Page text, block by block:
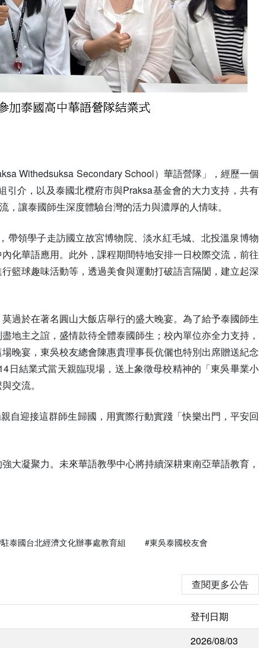
Withedsuksa Secondary School）華語營隊」，經歷一個
介，以及泰國北欖府市與Praksa基金會的大力支持，共有
讓泰國師生深度體驗台灣的活力與濃厚的人情味。
領學子走訪國立故宮博物院、淡水紅毛城、北投溫泉博物
化華語應用。此外，課程期間特地安排一日校際交流，前往
籃球趣味活動等，透過美食與運動打破語言隔閡，建立起深
過於在著名圓山大飯店舉行的盛大晚宴。為了給予泰國師生
地主之誼，盛情款待全體泰國師生；校內單位亦全力支持，
晚宴，東吳校友總會陳惠貴理事長伉儷也特別出席贈送紀念
日結業式當天親臨現場，送上象徵母校精神的「東吳畢業小
交流。
自迎接這群師生歸國，用實際行動實踐「快樂出門，平安回
大凝聚力。未來華語教學中心將持續深耕東南亞華語教育，
泰國台北經濟文化辦事處教育組 #東吳泰國校友會
查閱更多公告
登刊日期
2026/08/03